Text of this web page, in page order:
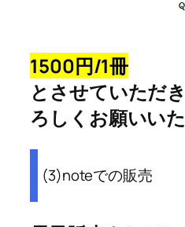
1500円/1冊
とさせていただ
ろしくお願いいた
(3)noteでの販売